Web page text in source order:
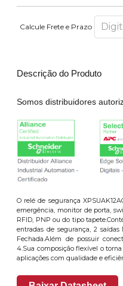
Calcule Frete e Prazo
Descrição do Produto
Somos distribuidores
O relé de segurança
emergência, monitor de porta,
RFID, PNP ou do tipo
entradas de segurança, 2
Fechada.Além de possuir
4.Sua composição flexível o
aplicações com qualidade e